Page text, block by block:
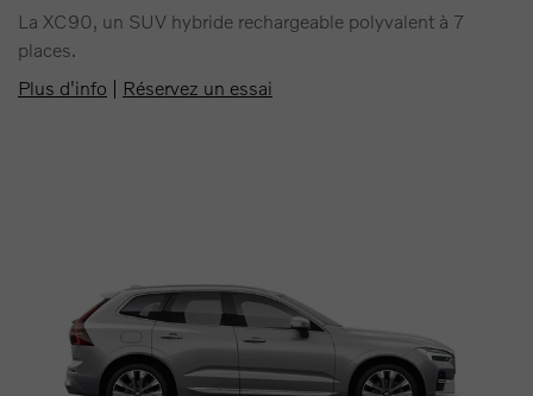
La XC90, un SUV hybride rechargeable polyvalent à 7
places.
Plus d'info | Réservez un essai